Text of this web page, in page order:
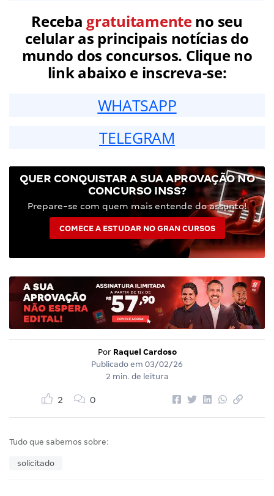
Receba gratuitamenteno seu
celular as principais notícias do
mundo dos concursos. Clique no
link abaixo e inscreva-se:
WHATSAPP
TELEGRAM
QUER CONQUISTAR A SUA APROVAÇÃO NO
CONCURSO INSS?
Prepare-se com quem mais entende do assunto!
COMECE A ESTUDAR NO GRAN CURSOS
Por Raquel Cardoso
Publicado em 03/02/26
2 min. de leitura
2 0
Tudo que sabemos sobre:
solicitado